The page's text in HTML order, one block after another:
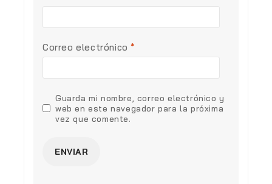
Correo electrónico*
Guarda mi nombre, correo electrónico y
web en este navegador para la próxima
vez que comente.